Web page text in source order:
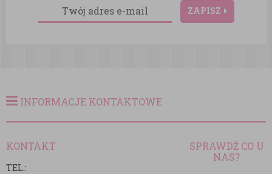
ZAPISZ
INFORMACJE KONTAKTOWE
KONTAKT
TEL.:
SPRAWDŹ CO U
NAS?